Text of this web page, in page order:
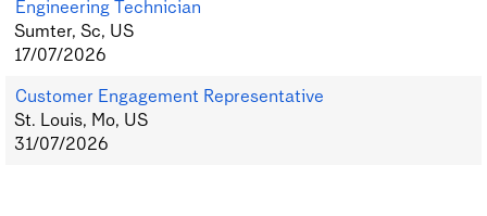
Engineering Technician
Sumter, Sc, US
17/07/2026
Customer Engagement Representative
St. Louis, Mo, US
31/07/2026